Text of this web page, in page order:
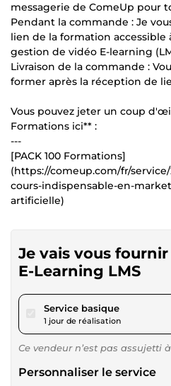
messagerie de ComeUp pour
Pendant la commande : Je
lien de la formation
gestion de vidéo E-learning
Livraison de la commande :
former après la réception de
Vous pouvez jeter un coup
Formations ici** :
---
[PACK 100 Formations]
(https://comeup.com/fr/service/
cours-indispensable-en-
artificielle)
Je vais vous
E-Learning LMS
Service basiquepour 17,31
1 jour de réalisation
Ce vendeur n’est pas assujetti
Personnaliser le service